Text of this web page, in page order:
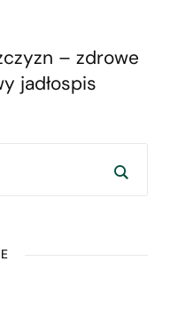
– zdrowe
jadłospis